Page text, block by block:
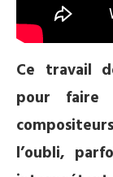
Ce travail
pour faire
l’oubli,